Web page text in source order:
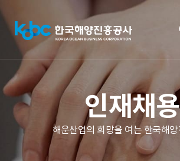
인재채용
해운산업의 희망을 여는 한국해